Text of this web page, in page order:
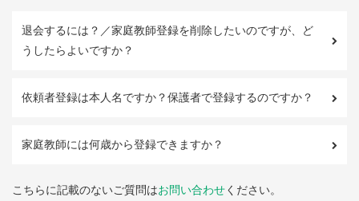
退会するには？／家庭教師登録を削除したいのですが、ど
うしたらよいですか？
依頼者登録は本人名ですか？保護者で登録するのですか？
家庭教師には何歳から登録できますか？
こちらに記載のないご質問はお問い合わせください。